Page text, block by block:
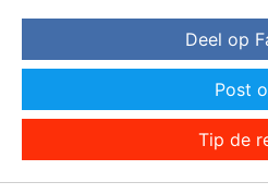
Deel op
Post
Tip de